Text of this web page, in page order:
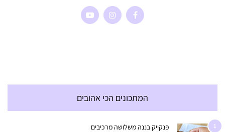
המתכונים הכי אהובים
1 פנקייק בננה משלושה מרכיבים